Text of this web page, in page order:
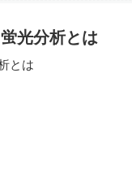
蛍光分析とは